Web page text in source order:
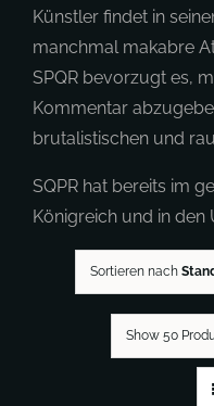
Künstler findet in
manchmal makabre
SPQR bevorzugt es,
Kommentar
brutalistischen und
SQPR hat bereits im
Königreich und in den
Sortieren nach
Show 50